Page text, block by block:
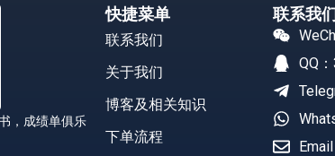
，成绩单俱乐
快捷菜单
联系我们
关于我们
博客及相关知识
下单流程
联系我
QQ